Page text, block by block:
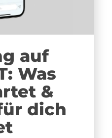
auf
Was
&
dich